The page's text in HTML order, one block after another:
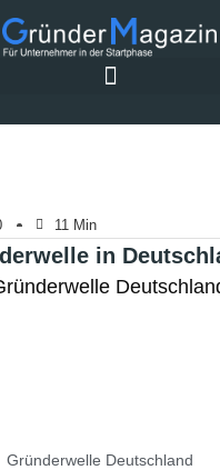
11 Min
in
Gründerwelle Deutschland